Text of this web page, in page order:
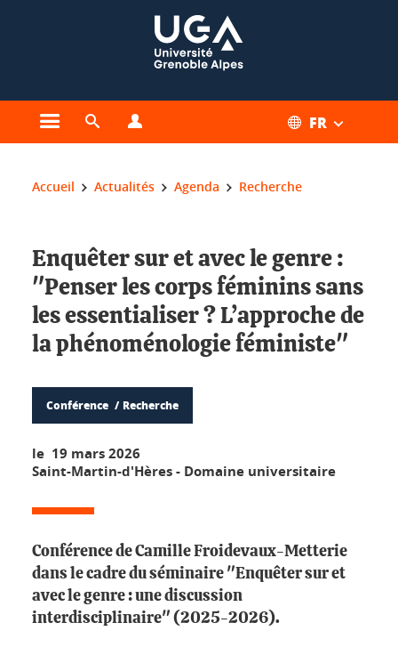
Ouvrir le menu principal
Ouvrir le moteur de recherche FR
Vous êtes ici :
Accueil Actualités Agenda Recherche
Enquêter sur et avec le genre :
"Penser les corps féminins sans
les essentialiser ? L’approche de
la phénoménologie féministe"
Conférence Recherche
le 19 mars 2026
Saint-Martin-d'Hères - Domaine universitaire
Conférence de Camille Froidevaux-Metterie
dans le cadre du séminaire "Enquêter sur et
avec le genre : une discussion
interdisciplinaire" (2025-2026).